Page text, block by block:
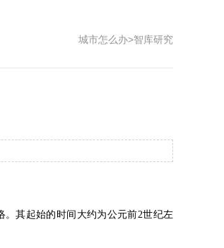
城市怎么办>智库研究
。其起始的时间大约为公元前2世纪左